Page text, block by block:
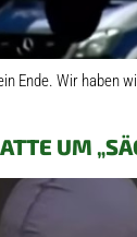
Ende. Wir haben
UM